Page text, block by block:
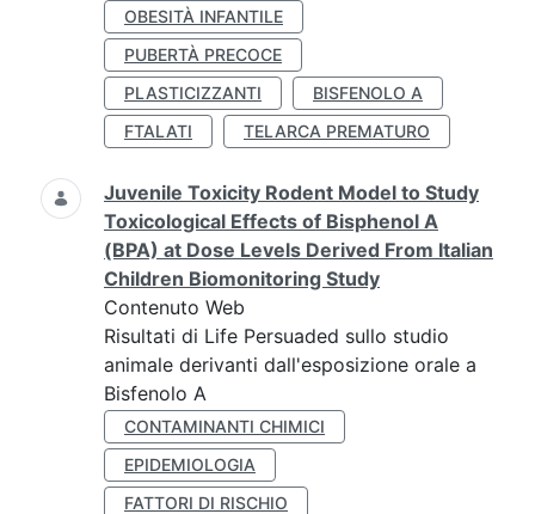
OBESITÀ INFANTILE
PUBERTÀ PRECOCE
PLASTICIZZANTI
BISFENOLO A
FTALATI
TELARCA PREMATURO
Juvenile Toxicity Rodent Model to Study
Toxicological Effects of Bisphenol A
(BPA) at Dose Levels Derived From Italian
Children Biomonitoring Study
Contenuto Web
Risultati di Life Persuaded sullo studio
animale derivanti dall'esposizione orale a
Bisfenolo A
CONTAMINANTI CHIMICI
EPIDEMIOLOGIA
FATTORI DI RISCHIO